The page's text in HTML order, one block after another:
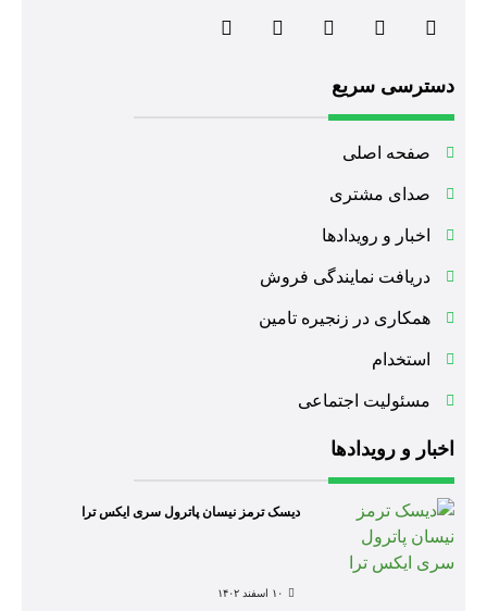
دسترسی سریع
صفحه اصلی
صدای مشتری
اخبار و رویدادها
دریافت نمایندگی فروش
همکاری در زنجیره تامین
استخدام
مسئولیت اجتماعی
اخبار و رویدادها
دیسک ترمز نیسان پاترول سری ایکس ترا
۱۰ اسفند ۱۴۰۲